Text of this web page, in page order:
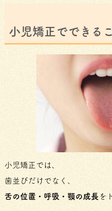
小児矯正でできる
小児矯正では、
歯並びだけでなく、
舌の位置・呼吸・顎の成長 を